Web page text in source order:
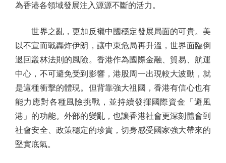
為香港各領域發展注入源源不斷的活力。
世界之亂，更加反襯中國穩定發展局面的可貴。美
以不宣而戰轟炸伊朗，讓中東危局再升溫，世界面臨倒
退回叢林法則的風險。香港作為國際金融、貿易、航運
中心，不可避免受到影響，港股周一出現較大波動，就
是這種衝擊的體現。但背靠強大祖國，香港有信心也有
能力應對各種風險挑戰，並持續發揮國際資金「避風
港」的功能。外部的變亂，也讓香港社會更深刻體會到
社會安全、政策穩定的珍貴，切身感受國家強大帶來的
堅實底氣。